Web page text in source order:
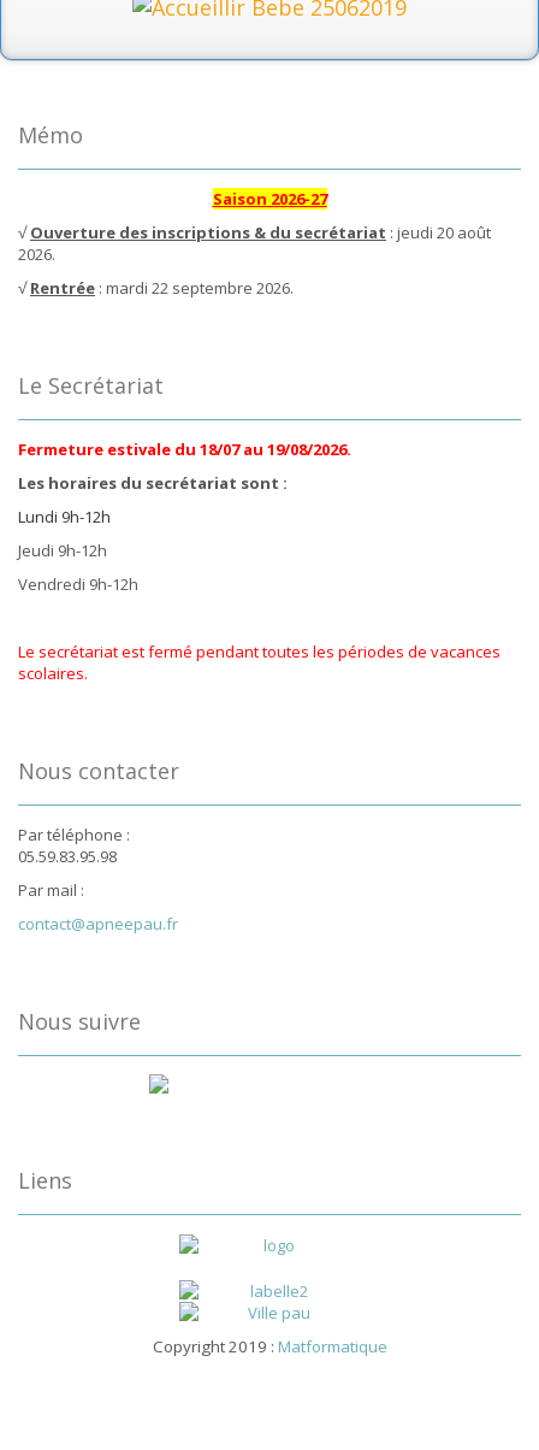
Mémo
Saison 2026-27
√Ouverture des inscriptions & du secrétariat : jeudi 20 août
2026.
√Rentrée : mardi 22 septembre 2026.
Le Secrétariat
Fermeture estivale du 18/07 au 19/08/2026.
Les horaires du secrétariat sont :
Lundi 9h-12h
Jeudi 9h-12h
Vendredi 9h-12h
Le secrétariat est fermé pendant toutes les périodes de vacances
scolaires.
Nous contacter
Par téléphone :
05.59.83.95.98
Par mail :
contact@apneepau.fr
Nous suivre
Liens
Copyright 2019 : Matformatique